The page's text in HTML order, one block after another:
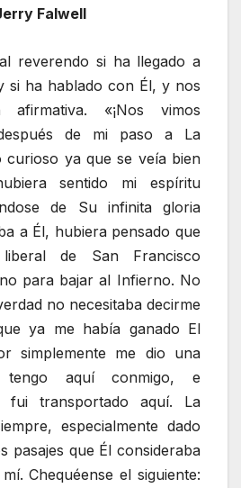
Falwell
reverendo si ha llegado a
si ha hablado con Él, y nos
«¡Nos vimos
después de mi paso a La
curioso ya que se veía bien
sentido mi espíritu
de Su infinita gloria
a Él, hubiera pensado que
de San Francisco
para bajar al Infierno. No
no necesitaba decirme
ya me había ganado El
simplemente me dio una
aquí conmigo, e
fui transportado aquí. La
especialmente dado
pasajes que Él consideraba
Chequéense el siguiente: